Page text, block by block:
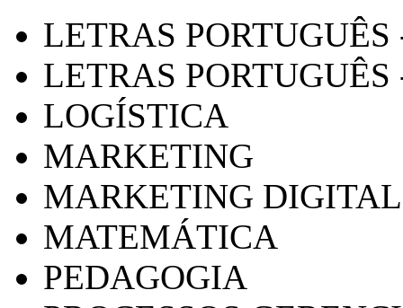
LETRAS
LETRAS PORTUGUÊS
LOGÍSTICA
MARKETING
MARKETING DIGITAL
MATEMÁTICA
PEDAGOGIA